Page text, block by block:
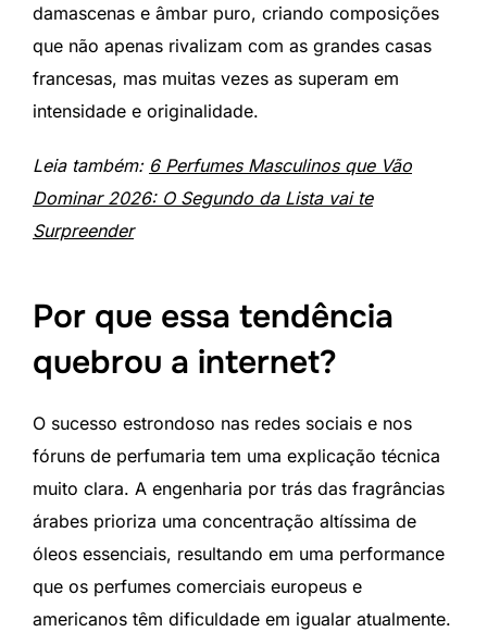
damascenas e âmbar puro, criando composições
que não apenas rivalizam com as grandes casas
francesas, mas muitas vezes as superam em
intensidade e originalidade.
Leia também: 6 Perfumes Masculinos que Vão
Dominar 2026: O Segundo da Lista vai te
Surpreender
Por que essa tendência
quebrou a internet?
O sucesso estrondoso nas redes sociais e nos
fóruns de perfumaria tem uma explicação técnica
muito clara. A engenharia por trás das fragrâncias
árabes prioriza uma concentração altíssima de
óleos essenciais, resultando em uma performance
que os perfumes comerciais europeus e
americanos têm dificuldade em igualar atualmente.